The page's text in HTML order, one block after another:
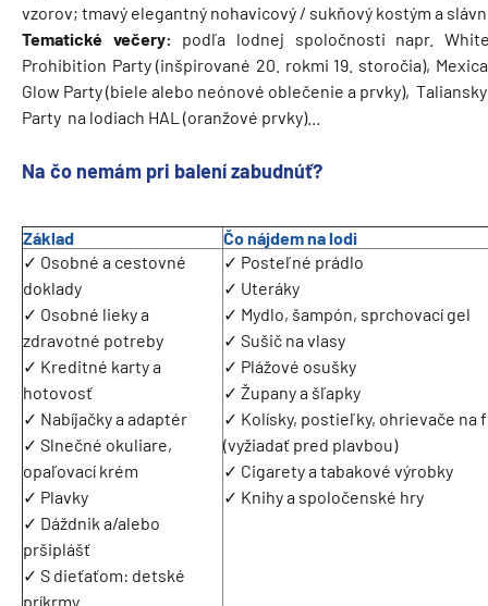
vzorov; tmavý elegantný nohavicový / sukňový kostým a
Tematické večery: podľa lodnej spoločnosti napr.
Prohibition Party (inšpirované 20. rokmi 19. storočia),
Glow Party (biele alebo neónové oblečenie a prvky),
Party na lodiach HAL (oranžové prvky)...
Na čo nemám pri balení zabudnúť?
Základ
Čo nájdem na lodi
✓ Osobné a cestovné
doklady
✓ Osobné lieky a
zdravotné potreby
✓ Kreditné karty a
hotovosť
✓ Nabíjačky a adaptér
✓ Slnečné okuliare,
opaľovací krém
✓ Plavky
✓ Dáždnik a/alebo
pršiplášť
✓ S dieťaťom: detské
príkrmy
✓ Posteľné prádlo
✓ Uteráky
✓ Mydlo, šampón, sprchovací gel
✓ Sušič na vlasy
✓ Plážové osušky
✓ Župany a šľapky
✓ Kolísky, postieľky, ohrievače na
(vyžiadať pred plavbou)
✓ Cigarety a tabakové výrobky
✓ Knihy a spoločenské hry